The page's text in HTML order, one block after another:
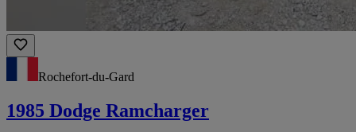
Rochefort-du-Gard
1985 Dodge Ramcharger